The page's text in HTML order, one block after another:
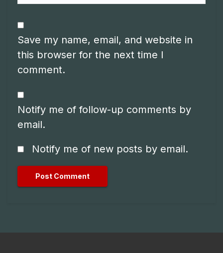
Save my name, email, and website in
this browser for the next time I
comment.
Notify me of follow-up comments by
email.
Notify me of new posts by email.